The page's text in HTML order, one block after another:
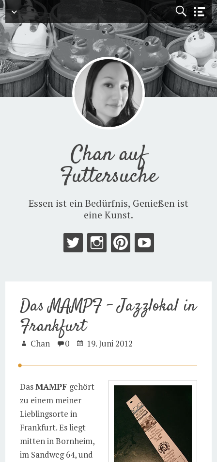
Menü
Chan auf
Futtersuche
Essen ist ein Bedürfnis, Genießen ist
eine Kunst.
Das MAMPF – Jazzlokal in
Frankfurt
Chan 0 19. Juni 2012
DasMAMPF gehört
zu einem meiner
Lieblingsorte in
Frankfurt. Es liegt
mitten in Bornheim,
im Sandweg 64, und